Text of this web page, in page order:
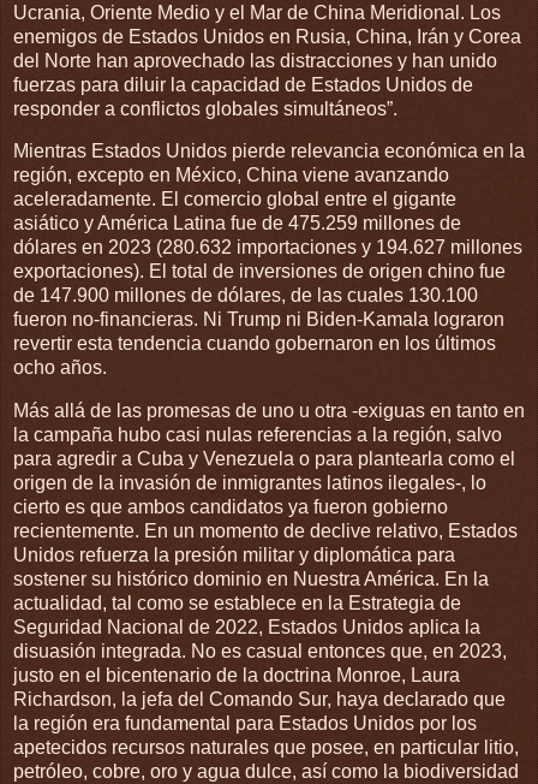
Ucrania, Oriente Medio y el Mar de China Meridional. Los
enemigos de Estados Unidos en Rusia, China, Irán y Corea
del Norte han aprovechado las distracciones y han unido
fuerzas para diluir la capacidad de Estados Unidos de
responder a conflictos globales simultáneos”.
Mientras Estados Unidos pierde relevancia económica en la
región, excepto en México, China viene avanzando
aceleradamente. El comercio global entre el gigante
asiático y América Latina fue de 475.259 millones de
dólares en 2023 (280.632 importaciones y 194.627 millones
exportaciones). El total de inversiones de origen chino fue
de 147.900 millones de dólares, de las cuales 130.100
fueron no-financieras. Ni Trump ni Biden-Kamala lograron
revertir esta tendencia cuando gobernaron en los últimos
ocho años.
Más allá de las promesas de uno u otra -exiguas en tanto en
la campaña hubo casi nulas referencias a la región, salvo
para agredir a Cuba y Venezuela o para plantearla como el
origen de la invasión de inmigrantes latinos ilegales-, lo
cierto es que ambos candidatos ya fueron gobierno
recientemente. En un momento de declive relativo, Estados
Unidos refuerza la presión militar y diplomática para
sostener su histórico dominio en Nuestra América. En la
actualidad, tal como se establece en la Estrategia de
Seguridad Nacional de 2022, Estados Unidos aplica la
disuasión integrada. No es casual entonces que, en 2023,
justo en el bicentenario de la doctrina Monroe, Laura
Richardson, la jefa del Comando Sur, haya declarado que
la región era fundamental para Estados Unidos por los
apetecidos recursos naturales que posee, en particular litio,
petróleo, cobre, oro y agua dulce, así como la biodiversidad